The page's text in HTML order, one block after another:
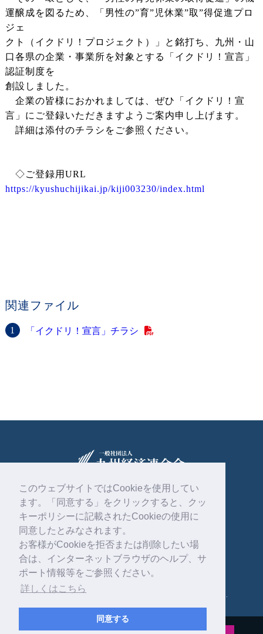
このウェブサイトではCookieを使用してい
ます。「同意する」をクリックすると、クッ
キーポリシーに記載されたCookieの使用に
同意したとみなされます。
お客様がCookieを拒否または削除したい場
合は、インターネットブラウザのヘルプ、サ
ポート情報等をご参照ください。
詳しくはこちら
同意する
運醸成を図るため、「男性の”育”児休業”取”得促進プロ
ジェ
クト（イクドリ！プロジェクト）」と銘打ち、九州・山
口各県の企業・事業所を対象とする「イクドリ！宣言」
認証制度を
創設しました。
企業の皆様におかれましては、ぜひ「イクドリ！宣
言」にご登録いただきますようご案内申し上げます。
詳細は添付のチラシをご参照ください。
◇ご登録用URL
https://kyushuchijikai.jp/kiji003230/index.html
関連ファイル
「イクドリ！宣言」チラシ
〒810-0004
福岡市中央区渡辺通2丁目1番82号
092-761-4261
Copyright © 一般社団法人 九州経済連合会 . All rights reserved.